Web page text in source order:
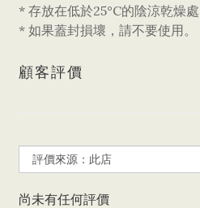
* 存放在低於25°C的陰涼乾燥處
* 如果蓋封損壞，請不要使用。
顧客評價
尚未有任何評價